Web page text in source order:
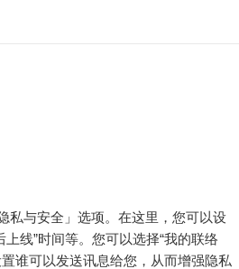
私与安全」选项。在这里，您可以设
线”时间等。您可以选择“我的联络
谁可以发送讯息给您，从而增强隐私